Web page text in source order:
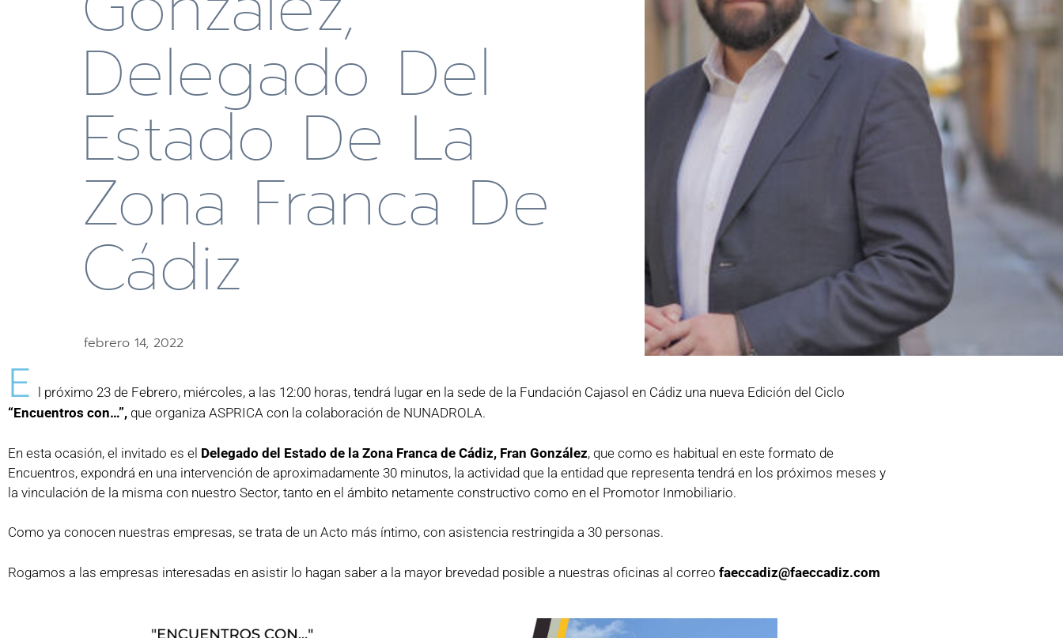
Delegado Del
Estado De La
Zona Franca De
Cádiz
febrero 14, 2022
E
l próximo 23 de Febrero, miércoles, a las 12:00 horas, tendrá lugar en la sede de la Fundación Cajasol en Cádiz una nueva Edición del Ciclo
“Encuentros con…”, que organiza ASPRICA con la colaboración de NUNADROLA.
En esta ocasión, el invitado es el Delegado del Estado de la Zona Franca de Cádiz, Fran González, que como es habitual en este formato de
Encuentros, expondrá en una intervención de aproximadamente 30 minutos, la actividad que la entidad que representa tendrá en los próximos meses y
la vinculación de la misma con nuestro Sector, tanto en el ámbito netamente constructivo como en el Promotor Inmobiliario.
Como ya conocen nuestras empresas, se trata de un Acto más íntimo, con asistencia restringida a 30 personas.
Rogamos a las empresas interesadas en asistir lo hagan saber a la mayor brevedad posible a nuestras oficinas al correo faeccadiz@faeccadiz.com